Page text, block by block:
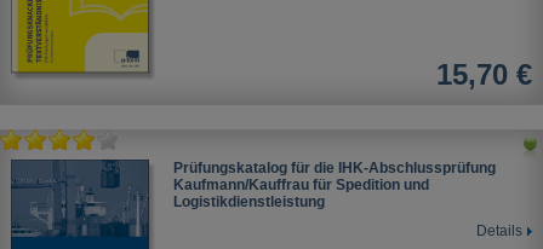
15,70 €
Prüfungskatalog für die IHK-Abschlussprüfung
Kaufmann/Kauffrau für Spedition und
Logistikdienstleistung
Details